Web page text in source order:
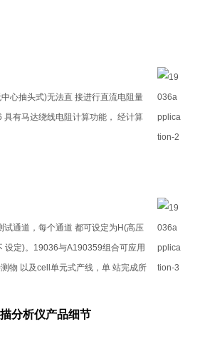
心抽头式)无法直 接进行直流电阻量
有马达绕线电阻计算功能， 经计算
通道，每个通道 都可设定为H(高压
设定)。19036与A190359组合可应用
物 以及cell单元式产线，单 站完成所
分析仪产品细节